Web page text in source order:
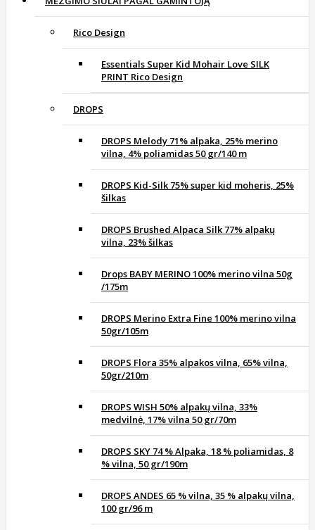
Rico Design
Essentials Super Kid Mohair Love SILK
PRINT Rico Design
DROPS
DROPS Melody 71% alpaka, 25% merino
vilna, 4% poliamidas 50 gr/140 m
DROPS Kid-Silk 75% super kid moheris, 25%
šilkas
DROPS Brushed Alpaca Silk 77% alpakų
vilna, 23% šilkas
Drops BABY MERINO 100% merino vilna 50g
/175m
DROPS Merino Extra Fine 100% merino vilna
50gr/105m
DROPS Flora 35% alpakos vilna, 65% vilna,
50gr/210m
DROPS WISH 50% alpakų vilna, 33%
medvilnė, 17% vilna 50 gr/70m
DROPS SKY 74 % Alpaka, 18 % poliamidas, 8
% vilna, 50 gr/190m
DROPS ANDES 65 % vilna, 35 % alpakų vilna,
100 gr/96 m